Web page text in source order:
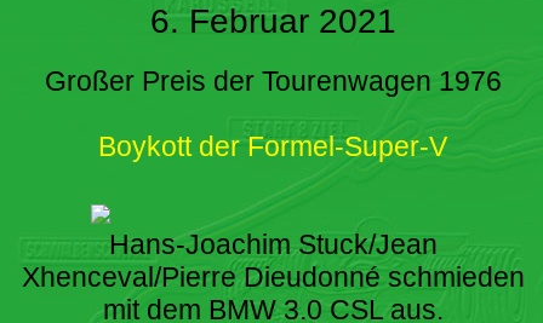
6. Februar 2021
Großer Preis der Tourenwagen 1976
Boykott der Formel-Super-V
Hans-Joachim Stuck/Jean
Xhenceval/Pierre Dieudonné schmieden
mit dem BMW 3.0 CSL aus.